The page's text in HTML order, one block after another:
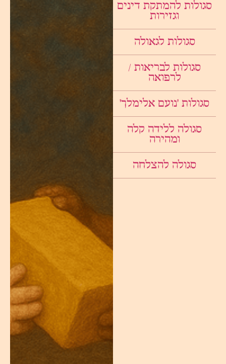
סגולות להמתקת דינים
וגזירות
סגולות לגאולה
סגולות לבריאות /
לרפואה
סגולות ׳נועם אלימלך׳
סגולה ללידה קלה
ומהירה
סגולה להצלחה